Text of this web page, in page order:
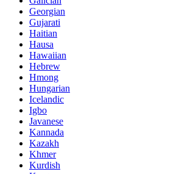
Georgian
Gujarati
Haitian
Hausa
Hawaiian
Hebrew
Hmong
Hungarian
Icelandic
Igbo
Javanese
Kannada
Kazakh
Khmer
Kurdish